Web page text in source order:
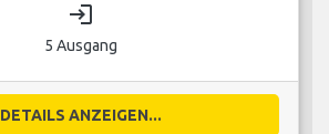
login
5 Ausgang
DETAILS ANZEIGEN...